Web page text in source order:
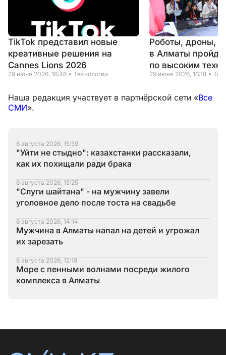
TikTok представил новые
креативные решения на
Cannes Lions 2026
29 июня 2026, 16:46 Технологии
Роботы, дроны,
в Алматы
по высоким
29 июня 2026, 16:18
Наша редакция участвует в партнёрской сети «Все
СМИ».
6 августа 2026, 15:59
"Уйти не стыдно": казахстанки рассказали,
как их похищали ради брака
6 августа 2026, 15:25
"Слуги шайтана" - на мужчину завели
уголовное дело после тоста на свадьбе
6 августа 2026, 14:14
Мужчина в Алматы напал на детей и угрожал
их зарезать
6 августа 2026, 12:18
Море с пенными волнами посреди жилого
комплекса в Алматы